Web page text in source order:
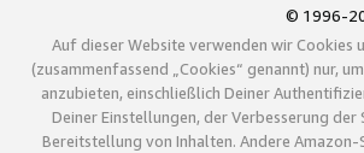
© 1996-
Auf dieser Website verwenden wir Cookies
(zusammenfassend „Cookies“ genannt) nur,
anzubieten, einschließlich Deiner
Deiner Einstellungen, der Verbesserung der
Bereitstellung von Inhalten. Andere Amazon-